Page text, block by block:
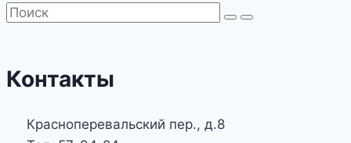
Контакты
Красноперевальский пер., д.8